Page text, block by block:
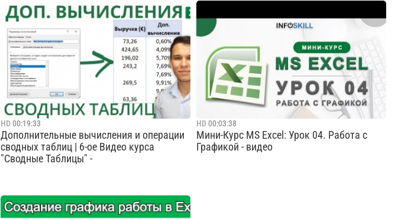
В этом видео вы узнаете: - Правила
написания формул - Что могут содержать
формулы - Какие операторы могут быть в
формулах
Cмотреть видео
работы с информацией. 5 класс
Cмотреть видео
HD 00:19:33
Дополнительные вычисления и операции
сводных таблиц | 6-ое Видео курса
"Сводные Таблицы" -
В этом видео мы рассмотрим, как
использовать дополнительные вычисления
HD 00:03:38
Мини-Курс MS Excel: Урок 04. Работа с
Графикой - видео